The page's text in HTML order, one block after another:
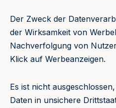
Der Zweck der
der Wirksamkeit von
Nachverfolgung von
Klick auf Werbeanzeigen.
Es ist nicht
Daten in unsichere